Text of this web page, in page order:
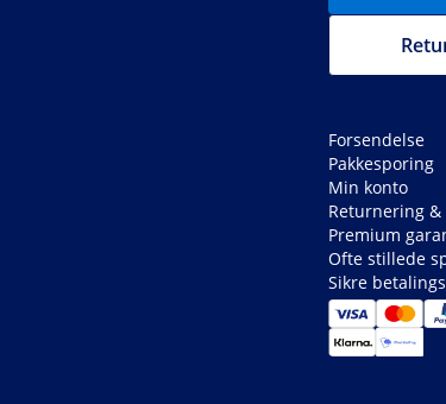
Forsendelse
Pakkesporing
Min konto
Returnering
Premium
Ofte stillede
Sikre